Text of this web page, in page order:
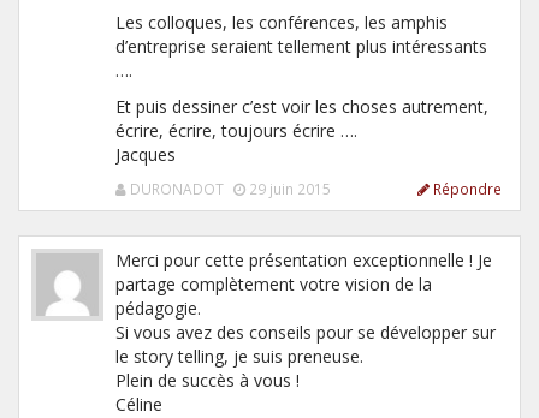
Les colloques, les conférences, les amphis
d’entreprise seraient tellement plus intéressants
….
Et puis dessiner c’est voir les choses autrement,
écrire, écrire, toujours écrire ….
Jacques
DURONADOT 29 juin 2015 Répondre
Merci pour cette présentation exceptionnelle ! Je
partage complètement votre vision de la
pédagogie.
Si vous avez des conseils pour se développer sur
le story telling, je suis preneuse.
Plein de succès à vous !
Céline